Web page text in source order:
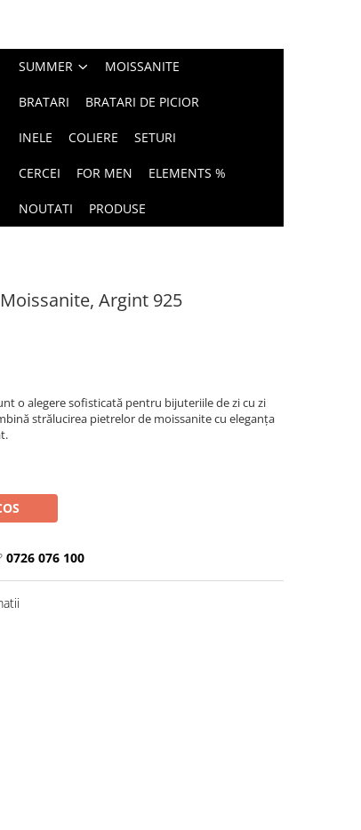
SUMMER MOISSANITE
BRATARI BRATARI DE PICIOR
INELE COLIERE SETURI
CERCEI FOR MEN ELEMENTS %
NOUTATI PRODUSE
Argint 925
o alegere sofisticată pentru bijuteriile de zi cu zi
strălucirea pietrelor de moissanite cu eleganța
0726 076 100